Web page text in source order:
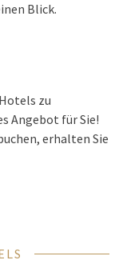
Blick.
zu
Angebot für Sie!
erhalten Sie